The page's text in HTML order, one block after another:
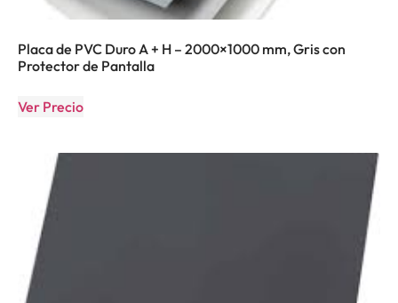
Placa de PVC Duro A + H – 2000×1000 mm, Gris con
Protector de Pantalla
Ver Precio